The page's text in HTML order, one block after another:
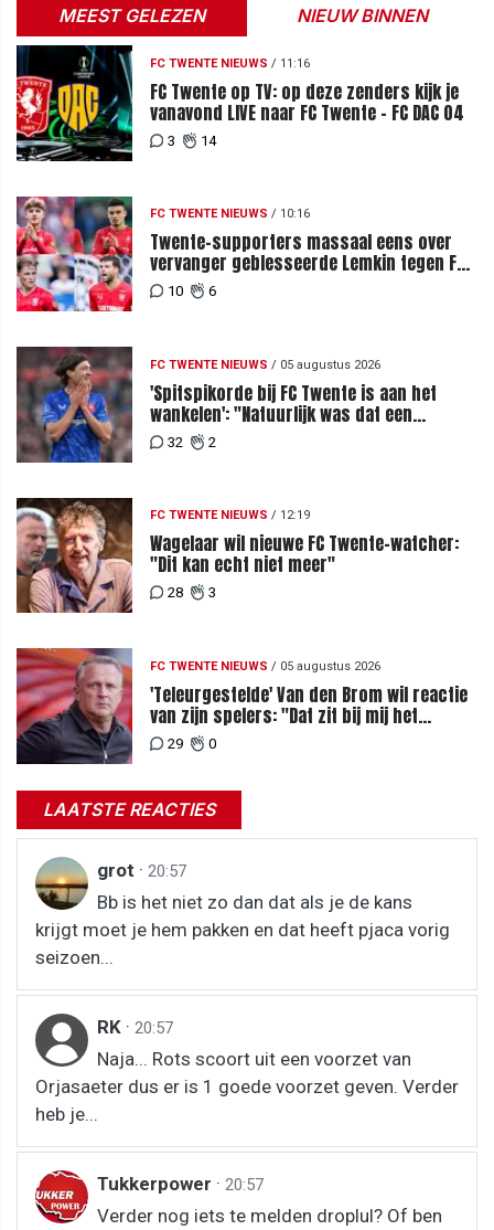
MEEST GELEZEN NIEUW BINNEN
FC TWENTE NIEUWS / 11:16
FC Twente op TV: op deze zenders kijk je
vanavond LIVE naar FC Twente - FC DAC 04
3 14
FC TWENTE NIEUWS / 10:16
Twente-supporters massaal eens over
vervanger geblesseerde Lemkin tegen FC
DAC 04
10 6
FC TWENTE NIEUWS / 05 augustus 2026
'Spitspikorde bij FC Twente is aan het
wankelen': "Natuurlijk was dat een
signaal"
32 2
FC TWENTE NIEUWS / 12:19
Wagelaar wil nieuwe FC Twente-watcher:
"Dit kan echt niet meer"
28 3
FC TWENTE NIEUWS / 05 augustus 2026
'Teleurgestelde' Van den Brom wil reactie
van zijn spelers: "Dat zit bij mij het
meeste diep"
29 0
LAATSTE REACTIES
grot · 20:57
Bb is het niet zo dan dat als je de kans
krijgt moet je hem pakken en dat heeft pjaca vorig
seizoen...
RK · 20:57
Naja... Rots scoort uit een voorzet van
Orjasaeter dus er is 1 goede voorzet geven. Verder
heb je...
Tukkerpower · 20:57
Verder nog iets te melden droplul? Of ben